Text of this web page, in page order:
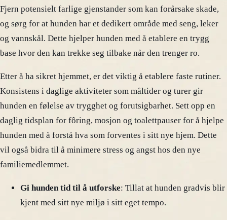
Fjern potensielt farlige gjenstander som kan forårsake skade,
og sørg for at hunden har et dedikert område med seng, leker
og vannskål. Dette hjelper hunden med å etablere en trygg
base hvor den kan trekke seg tilbake når den trenger ro.
Etter å ha sikret hjemmet, er det viktig å etablere faste rutiner.
Konsistens i daglige aktiviteter som måltider og turer gir
hunden en følelse av trygghet og forutsigbarhet. Sett opp en
daglig tidsplan for fôring, mosjon og toalettpauser for å hjelpe
hunden med å forstå hva som forventes i sitt nye hjem. Dette
vil også bidra til å minimere stress og angst hos den nye
familiemedlemmet.
Gi hunden tid til å utforske: Tillat at hunden gradvis blir
kjent med sitt nye miljø i sitt eget tempo.